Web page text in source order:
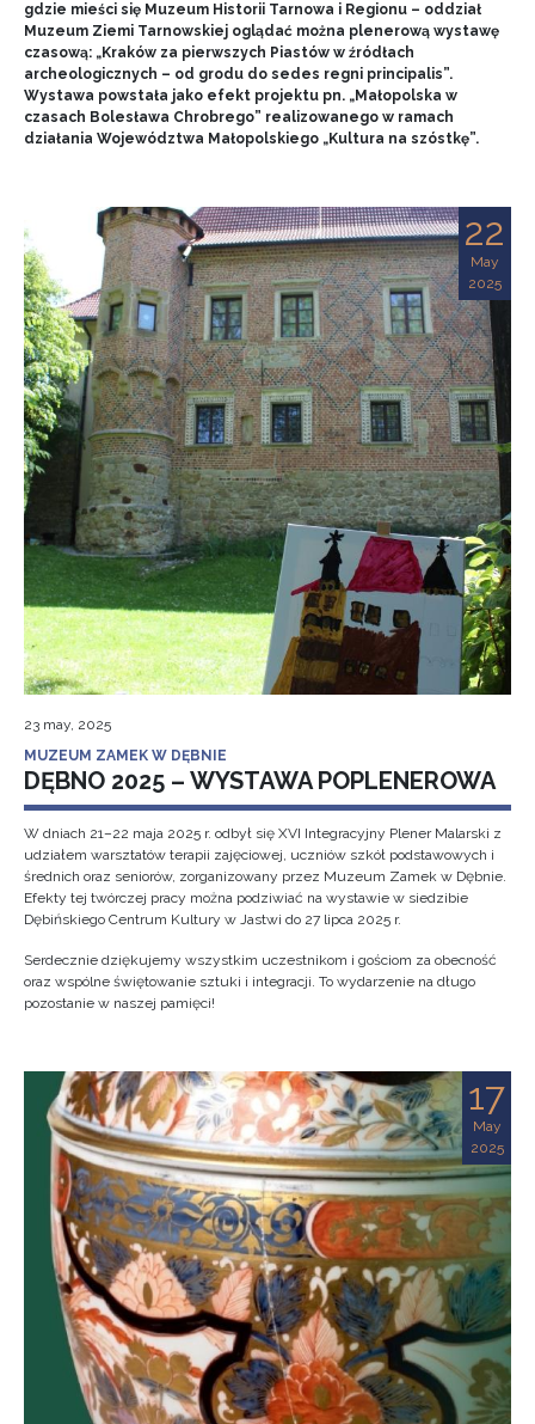
gdzie mieści się Muzeum Historii Tarnowa i Regionu – oddział
Muzeum Ziemi Tarnowskiej oglądać można plenerową wystawę
czasową: „Kraków za pierwszych Piastów w źródłach
archeologicznych – od grodu do sedes regni principalis”.
Wystawa powstała jako efekt projektu pn. „Małopolska w
czasach Bolesława Chrobrego” realizowanego w ramach
działania Województwa Małopolskiego „Kultura na szóstkę”.
22
May
2025
23 may, 2025
MUZEUM ZAMEK W DĘBNIE
DĘBNO 2025 – WYSTAWA POPLENEROWA
W dniach 21–22 maja 2025 r. odbył się XVI Integracyjny Plener Malarski z
udziałem warsztatów terapii zajęciowej, uczniów szkół podstawowych i
średnich oraz seniorów, zorganizowany przez Muzeum Zamek w Dębnie.
Efekty tej twórczej pracy można podziwiać na wystawie w siedzibie
Dębińskiego Centrum Kultury w Jastwi do 27 lipca 2025 r.
Serdecznie dziękujemy wszystkim uczestnikom i gościom za obecność
oraz wspólne świętowanie sztuki i integracji. To wydarzenie na długo
pozostanie w naszej pamięci!
17
May
2025